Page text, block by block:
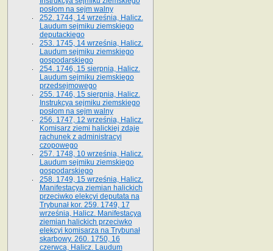
posłom na sejm walny
252. 1744, 14 września, Halicz.
Laudum sejmiku ziemskiego
deputackiego
253. 1745, 14 września, Halicz.
Laudum sejmiku ziemskiego
gospodarskiego
254. 1746, 15 sierpnia, Halicz.
Laudum sejmiku ziemskiego
przedsejmowego
255. 1746, 15 sierpnia, Halicz.
Instrukcya sejmiku ziemskiego
posłom na sejm walny
256. 1747, 12 września, Halicz.
Komisarz ziemi halickiej zdaje
rachunek z administracyi
czopowego
257. 1748, 10 września, Halicz.
Laudum sejmiku ziemskiego
gospodarskiego
258. 1749, 15 września, Halicz.
Manifestacya ziemian halickich
przeciwko elekcyi deputata na
Trybunał kor. 259. 1749, 17
września, Halicz. Manifestacya
ziemian halickich przeciwko
elekcyi komisarza na Trybunał
skarbowy. 260. 1750, 16
czerwca, Halicz. Laudum